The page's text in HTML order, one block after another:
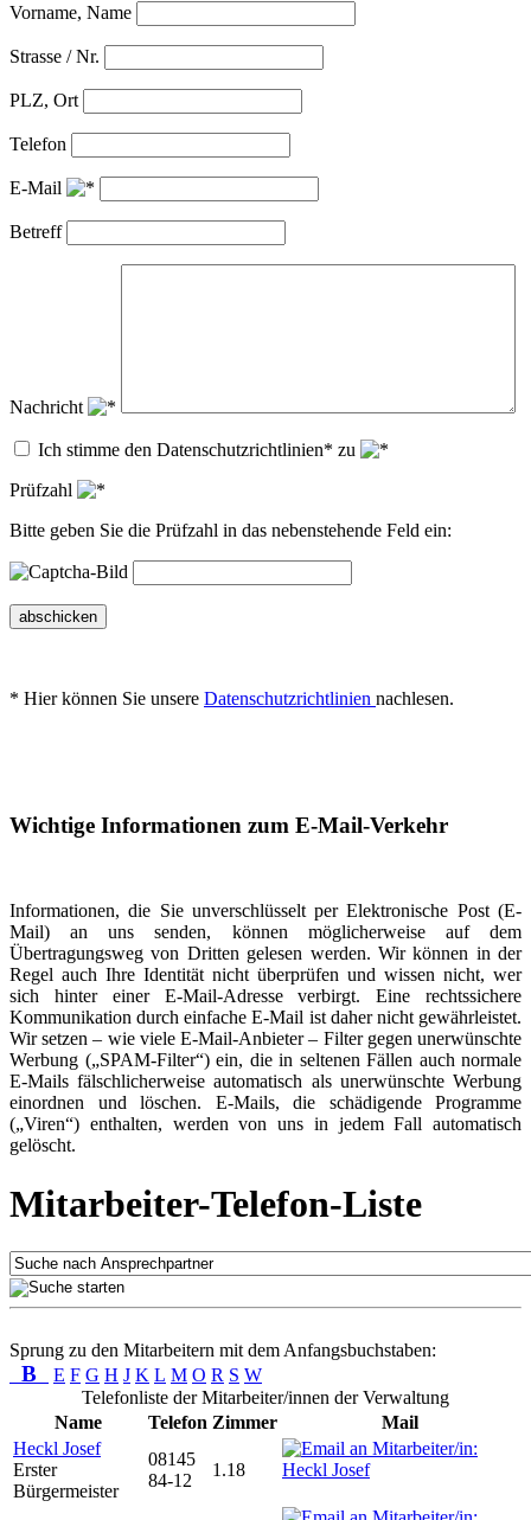
Vorname, Name
Strasse / Nr.
PLZ, Ort
Telefon
E-Mail
Betreff
Nachricht
Ich stimme den Datenschutzrichtlinien* zu
Prüfzahl
Bitte geben Sie die Prüfzahl in das nebenstehende Feld ein:
abschicken
* Hier können Sie unsere Datenschutzrichtlinien nachlesen.
Wichtige Informationen zum E-Mail-Verkehr
Informationen, die Sie unverschlüsselt per Elektronische Post (E-
Mail) an uns senden, können möglicherweise auf dem
Übertragungsweg von Dritten gelesen werden. Wir können in der
Regel auch Ihre Identität nicht überprüfen und wissen nicht, wer
sich hinter einer E-Mail-Adresse verbirgt. Eine rechtssichere
Kommunikation durch einfache E-Mail ist daher nicht gewährleistet.
Wir setzen – wie viele E-Mail-Anbieter – Filter gegen unerwünschte
Werbung („SPAM-Filter“) ein, die in seltenen Fällen auch normale
E-Mails fälschlicherweise automatisch als unerwünschte Werbung
einordnen und löschen. E-Mails, die schädigende Programme
(„Viren“) enthalten, werden von uns in jedem Fall automatisch
gelöscht.
Mitarbeiter-Telefon-Liste
Sprung zu den Mitarbeitern mit dem Anfangsbuchstaben:
B E F G H J K L M O R S W
Telefonliste der Mitarbeiter/innen der Verwaltung
Name
Telefon Zimmer
Mail
Heckl Josef
Erster
Bürgermeister
08145
84-12
1.18